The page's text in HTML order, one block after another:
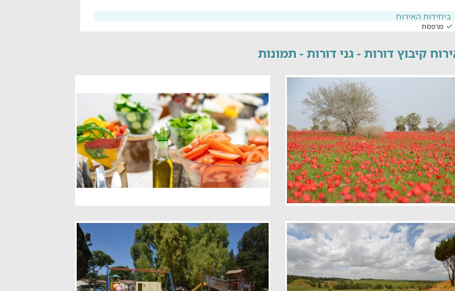
ביחידות האירוח
מרפסת
קיבוץ דורות - גני דורות - תמונות